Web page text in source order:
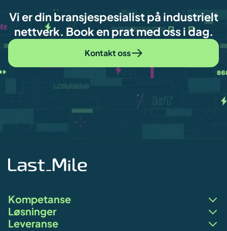
Vi er din bransjespesialist på industrielt
nettverk. Book en prat med oss i dag.
Kontakt oss
Kompetanse
Løsninger
Leveranse